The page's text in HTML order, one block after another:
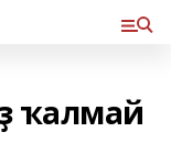
ҡалмай